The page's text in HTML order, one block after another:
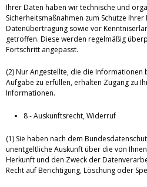
Ihrer Daten haben wir technische und
Sicherheitsmaßnahmen zum Schutze
Datenübertragung sowie vor
getroffen. Diese werden regelmäßig
Fortschritt angepasst.
(2) Nur Angestellte, die die Informationen
Aufgabe zu erfüllen, erhalten Zugang zu
Informationen.
8 - Auskunftsrecht, Widerruf
(1) Sie haben nach dem
unentgeltliche Auskunft über die von
Herkunft und den Zweck der
Recht auf Berichtigung, Löschung oder